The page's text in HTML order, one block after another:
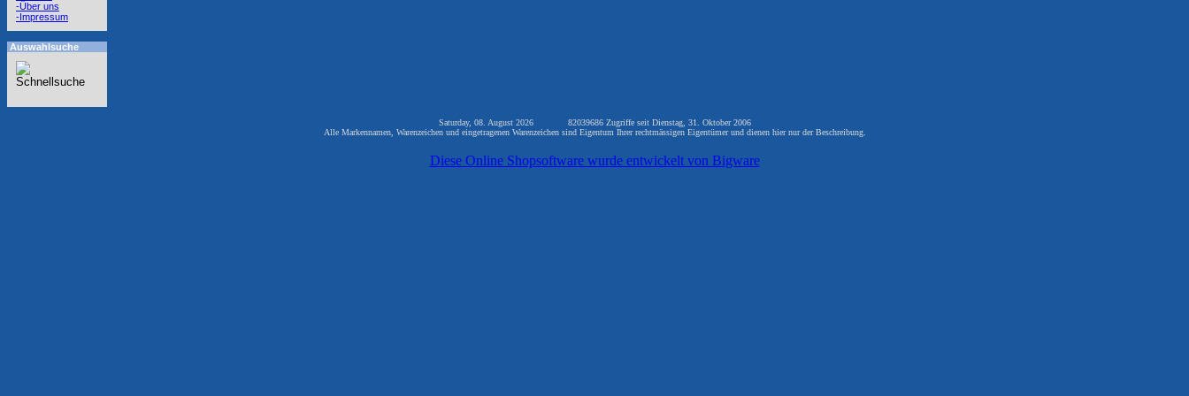
-Über uns
-Impressum
Auswahlsuche
Saturday, 08. August 2026 82039686 Zugriffe seit Dienstag, 31. Oktober 2006
Alle Markennamen, Warenzeichen und eingetragenen Warenzeichen sind Eigentum Ihrer rechtmässigen Eigentümer und dienen hier nur der Beschreibung.
Diese Online Shopsoftware wurde entwickelt von Bigware